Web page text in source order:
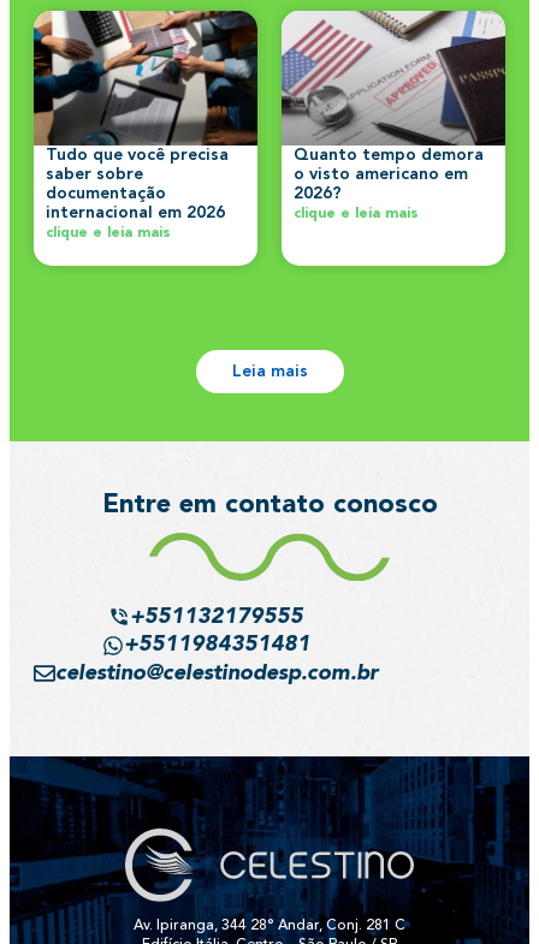
Tudo que você precisa
saber sobre
documentação
internacional em 2026
clique e leia mais
Quanto tempo demora
o visto americano em
2026?
clique e leia mais
Leia mais
Entre em contato conosco
+551132179555
+5511984351481
celestino@celestinodesp.com.br
Av. Ipiranga, 344 28° Andar, Conj. 281 C